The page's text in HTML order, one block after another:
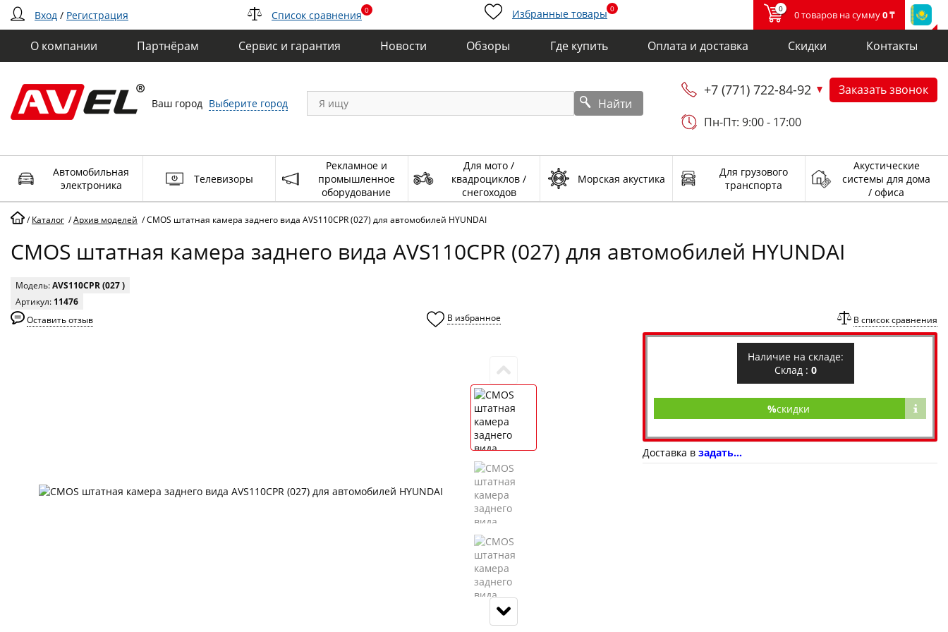
Вход / Регистрация Список сравнения 0 Избранные товары 0 0
0 товаров на сумму0 ₸
О компании Партнёрам Сервис и гарантия Новости Обзоры Где купить Оплата и доставка Скидки Контакты
Ваш город Выберите город Найти
+7 (771) 722-84-92 Заказать звонок
Пн-Пт: 9:00 - 17:00
Автомобильная
электроника
Телевизоры
Рекламное и
промышленное
оборудование
Для мото /
квадроциклов /
снегоходов
Морская акустика
Для грузового
транспорта
Акустические
системы для дома
/ офиса
/Каталог /Архив моделей /CMOS штатная камера заднего вида AVS110CPR (027) для автомобилей HYUNDAI
CMOS штатная камера заднего вида AVS110CPR (027) для автомобилей HYUNDAI
Модель:AVS110CPR (027 )
Артикул: 11476
Оставить отзыв
0 В избранное В список сравнения
Наличие на складе:
Склад : 0
%скидки
Доставка в задать...